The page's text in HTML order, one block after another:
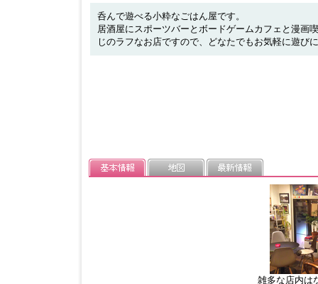
呑んで遊べる小粋なごはん屋です。
居酒屋にスポーツバーとボードゲームカフェと漫画
じのラフなお店ですので、どなたでもお気軽に遊び
雑多な店内は